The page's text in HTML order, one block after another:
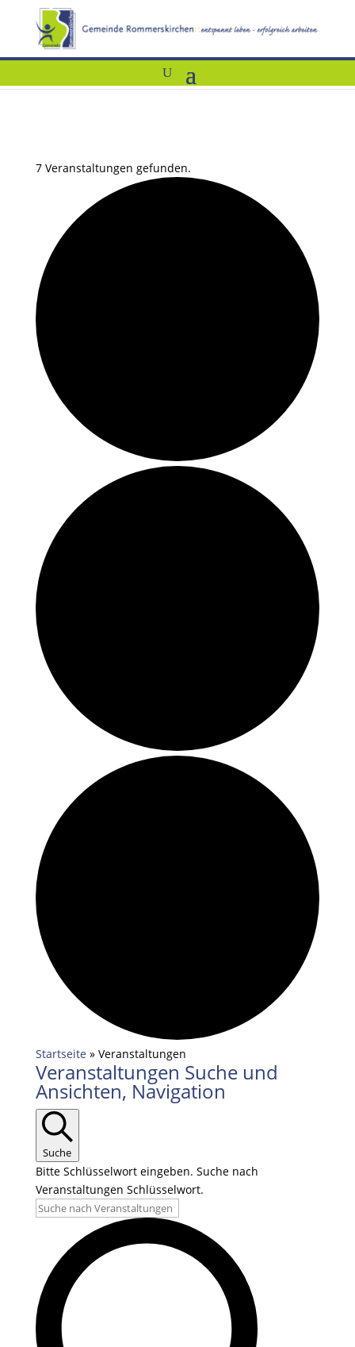
7 Veranstaltungen gefunden.
Startseite » Veranstaltungen
Veranstaltungen Suche und
Ansichten, Navigation
Suche
Bitte Schlüsselwort eingeben. Suche nach
Veranstaltungen Schlüsselwort.